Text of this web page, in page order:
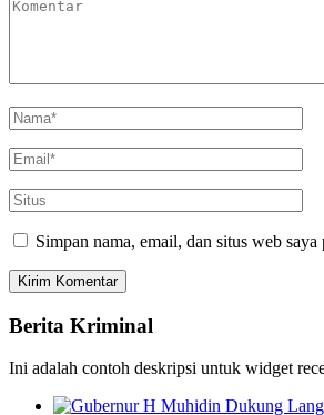
Simpan nama, email, dan situs web
Berita Kriminal
Ini adalah contoh deskripsi untuk widget